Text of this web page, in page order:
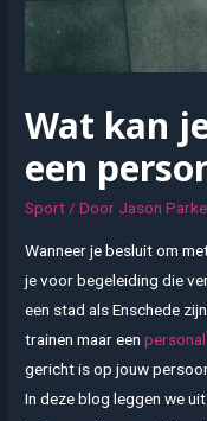
Wat kan
een
Sport / Door Jason
Wanneer je besluit om
je voor begeleiding die
een stad als Enschede
trainen maar een
gericht is op jouw
In deze blog leggen we